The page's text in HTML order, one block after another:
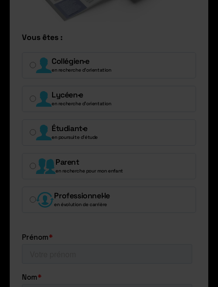
Vous êtes :
Collégien·e
en recherche d’orientation
Lycéen·e
en recherche d’orientation
Étudiant·e
en poursuite d’étude
Parent
en recherche pour mon enfant
Professionnel·le
en évolution de carrière